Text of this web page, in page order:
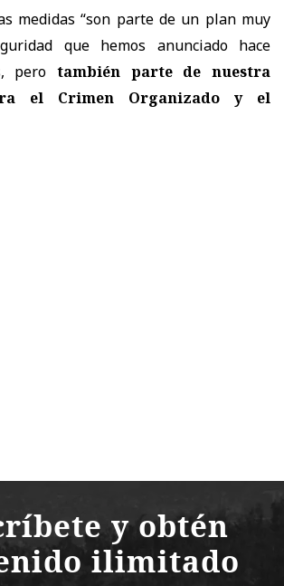
medidas “son parte de un plan muy
que hemos anunciado hace
pero también parte de nuestra
el Crimen Organizado y el